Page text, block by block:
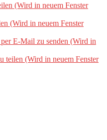
(Wird in neuem Fenster
(Wird in neuem Fenster
E-Mail zu senden (Wird in
teilen (Wird in neuem Fenster